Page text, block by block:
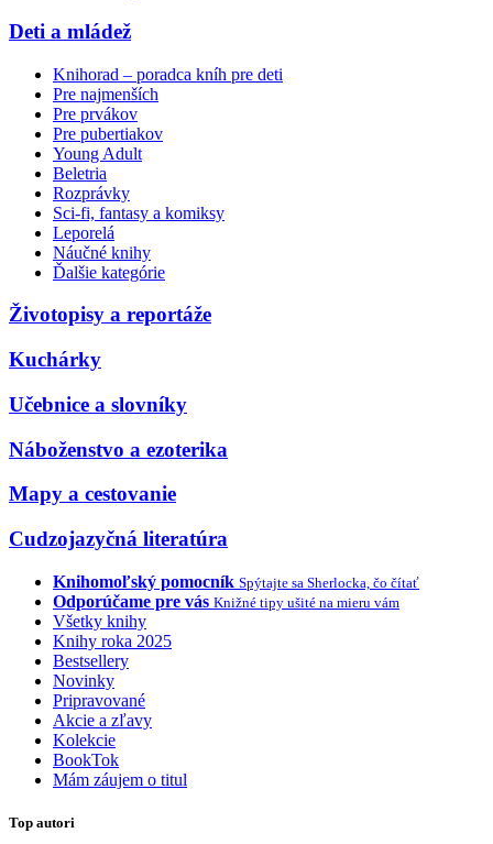
Deti a mládež
Knihorad – poradca kníh pre deti
Pre najmenších
Pre prvákov
Pre pubertiakov
Young Adult
Beletria
Rozprávky
Sci-fi, fantasy a komiksy
Leporelá
Náučné knihy
Ďalšie kategórie
Životopisy a reportáže
Kuchárky
Učebnice a slovníky
Náboženstvo a ezoterika
Mapy a cestovanie
Cudzojazyčná literatúra
Knihomoľský pomocník Spýtajte sa Sherlocka, čo čítať
Odporúčame pre vás Knižné tipy ušité na mieru vám
Všetky knihy
Knihy roka 2025
Bestsellery
Novinky
Pripravované
Akcie a zľavy
Kolekcie
BookTok
Mám záujem o titul
Top autori